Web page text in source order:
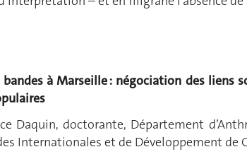
bandes à Marseille : négociation des liens
Daquin, doctorante, Département
Internationales et de Développement de